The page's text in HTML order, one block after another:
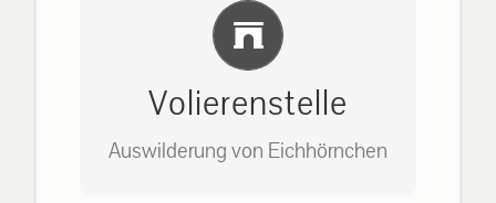
auf: 0162-7909946
Volierenstelle
Auswilderung von Eichhörnchen
Einlernung und Infos